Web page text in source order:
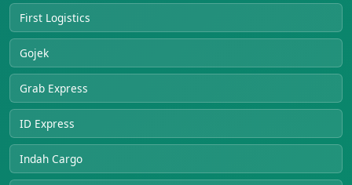
First Logistics
Gojek
Grab Express
ID Express
Indah Cargo